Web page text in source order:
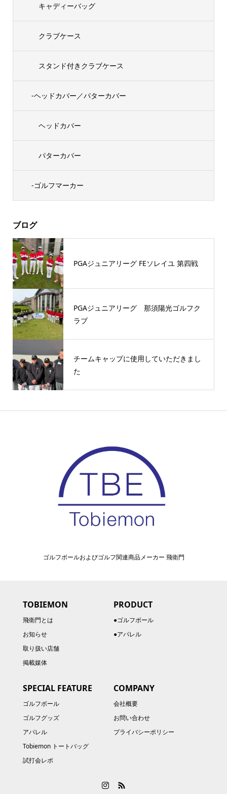
キャディーバッグ
クラブケース
スタンド付きクラブケース
-ヘッドカバー／パターカバー
ヘッドカバー
パターカバー
-ゴルフマーカー
ブログ
PGAジュニアリーグ FEソレイユ 第四戦
PGAジュニアリーグ 那須陽光ゴルフク
ラブ
チームキャップに使用していただきまし
た
ゴルフボールおよびゴルフ関連商品メーカー 飛衛門
TOBIEMON
飛衛門とは
お知らせ
取り扱い店舗
掲載媒体
PRODUCT
●ゴルフボール
●アパレル
SPECIAL FEATURE
ゴルフボール
ゴルフグッズ
アパレル
Tobiemon トートバッグ
試打会レポ
COMPANY
会社概要
お問い合わせ
プライバシーポリシー